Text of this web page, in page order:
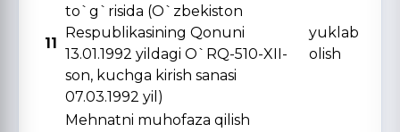
11
to`g`risida (O`zbekiston
Respublikasining Qonuni
13.01.1992 yildagi O`RQ-510-XII-
son, kuchga kirish sanasi
07.03.1992 yil)
yuklab
olish
Mehnatni muhofaza qilish